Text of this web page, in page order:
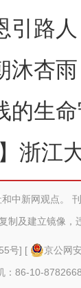
引路
沐杏
的生
浙江
中新网观点。
制及建立镜像，
号] [
京公网
：86-10-